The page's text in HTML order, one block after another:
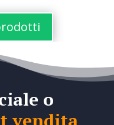
o
vendita